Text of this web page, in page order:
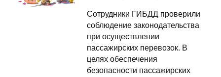
Сотрудники ГИБДД проверили
соблюдение законодательства
при осуществлении
пассажирских перевозок. В
целях обеспечения
безопасности пассажирских